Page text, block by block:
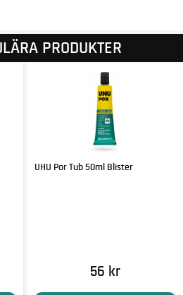
PRODUKTER
UHU Por Tub 50ml Blister
56 kr